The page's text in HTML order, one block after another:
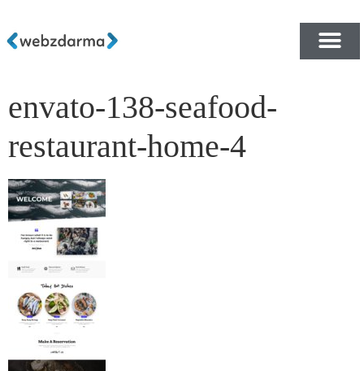
envato-138-seafood-
restaurant-home-4